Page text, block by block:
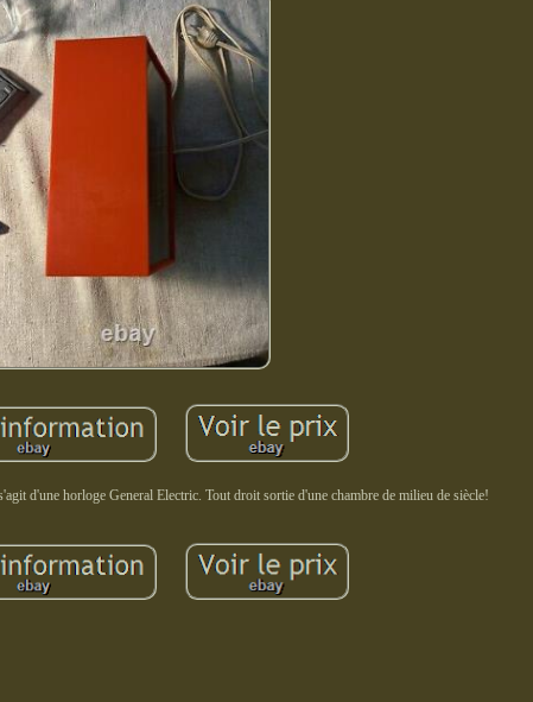
d'une horloge General Electric. Tout droit sortie d'une chambre de milieu de siècle!